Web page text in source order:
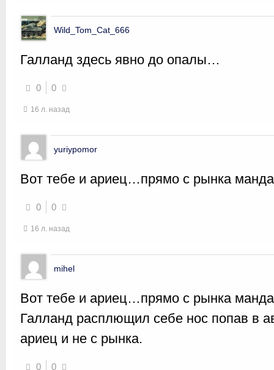
Wild_Tom_Cat_666
Галланд здесь явно до опалы…
0 0
16 л. назад
yuriypomor
Вот тебе и ариец…прямо с рынка
0 0
16 л. назад
mihel
Вот тебе и ариец…прямо с рынка
Галланд расплющил себе нос попав в
ариец и не с рынка.
0 0